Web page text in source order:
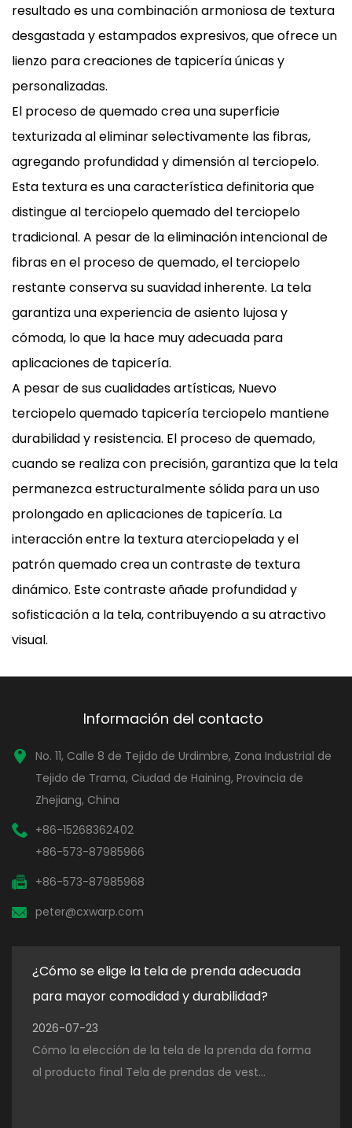
resultado es una combinación armoniosa de textura
desgastada y estampados expresivos, que ofrece un
lienzo para creaciones de tapicería únicas y
personalizadas.
El proceso de quemado crea una superficie
texturizada al eliminar selectivamente las fibras,
agregando profundidad y dimensión al terciopelo.
Esta textura es una característica definitoria que
distingue al terciopelo quemado del terciopelo
tradicional. A pesar de la eliminación intencional de
fibras en el proceso de quemado, el terciopelo
restante conserva su suavidad inherente. La tela
garantiza una experiencia de asiento lujosa y
cómoda, lo que la hace muy adecuada para
aplicaciones de tapicería.
A pesar de sus cualidades artísticas, Nuevo
terciopelo quemado tapicería terciopelo mantiene
durabilidad y resistencia. El proceso de quemado,
cuando se realiza con precisión, garantiza que la tela
permanezca estructuralmente sólida para un uso
prolongado en aplicaciones de tapicería. La
interacción entre la textura aterciopelada y el
patrón quemado crea un contraste de textura
dinámico. Este contraste añade profundidad y
sofisticación a la tela, contribuyendo a su atractivo
visual.
Información del contacto
No. 11, Calle 8 de Tejido de Urdimbre, Zona Industrial de
Tejido de Trama, Ciudad de Haining, Provincia de
Zhejiang, China
+86-15268362402
+86-573-87985966
+86-573-87985968
peter@cxwarp.com
¿Cómo se elige la tela de prenda adecuada
para mayor comodidad y durabilidad?
2026-07-23
Cómo la elección de la tela de la prenda da forma
al producto final Tela de prendas de vest...